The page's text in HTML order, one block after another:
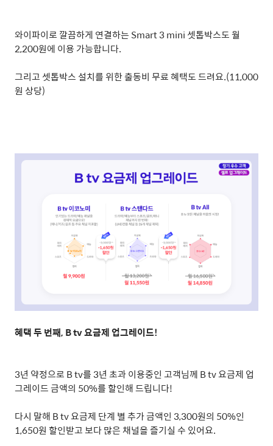
와이파이로 깔끔하게 연결하는 Smart 3 mini 셋톱박스도 월
2,200원에 이용 가능합니다.
그리고 셋톱박스 설치를 위한 출동비 무료 혜택도 드려요.(11,000
원 상당)
혜택 두 번째, B tv요금제 업그레이드!
3년 약정으로 B tv를3년 초과 이용중인 고객님께 B tv요금제 업
그레이드 금액의 50%를 할인해 드립니다!
다시 말해 B tv요금제 단계 별 추가 금액인 3,300원의 50%인
1,650원 할인받고 보다 많은 채널을 즐기실 수 있어요.